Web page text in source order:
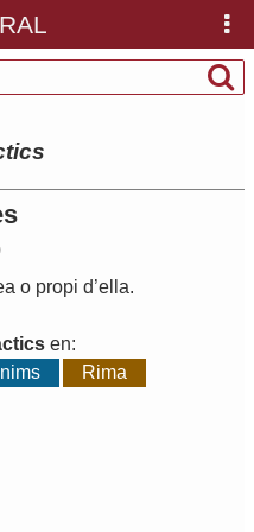
o propi d’ella.
en:
Rima